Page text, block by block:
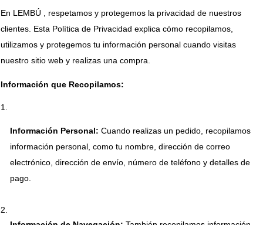
En LEMBÚ
, respetamos y protegemos la privacidad de nuestros
clientes. Esta Política de Privacidad explica cómo recopilamos,
utilizamos y protegemos tu información personal cuando visitas
nuestro sitio web y realizas una compra.
Información que Recopilamos:
Información Personal: Cuando realizas un pedido, recopilamos
información personal, como tu nombre, dirección de correo
electrónico, dirección de envío, número de teléfono y detalles de
pago.